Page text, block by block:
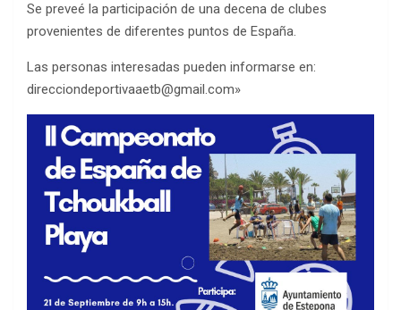
Se preveé la participación de una decena de clubes
provenientes de diferentes puntos de España.
Las personas interesadas pueden informarse en:
direcciondeportivaaetb@gmail.com»